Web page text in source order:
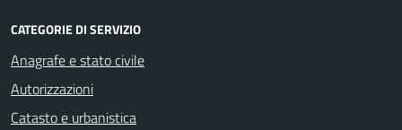
CATEGORIE DI SERVIZIO
Anagrafe e stato civile
Autorizzazioni
Catasto e urbanistica